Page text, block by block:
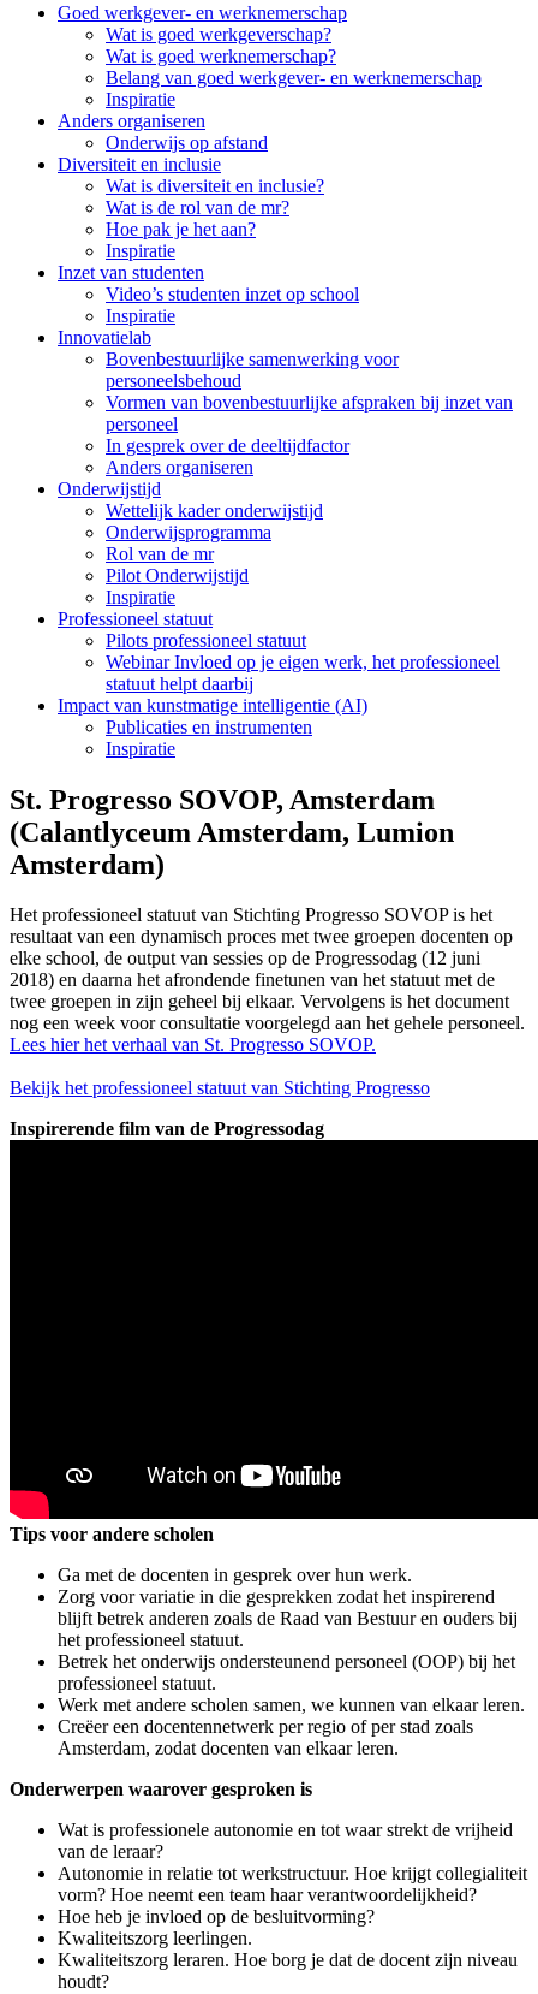
Goed werkgever- en werknemerschap
Wat is goed werkgeverschap?
Wat is goed werknemerschap?
Belang van goed werkgever- en werknemerschap
Inspiratie
Anders organiseren
Onderwijs op afstand
Diversiteit en inclusie
Wat is diversiteit en inclusie?
Wat is de rol van de mr?
Hoe pak je het aan?
Inspiratie
Inzet van studenten
Video’s studenten inzet op school
Inspiratie
Innovatielab
Bovenbestuurlijke samenwerking voor
personeelsbehoud
Vormen van bovenbestuurlijke afspraken bij inzet van
personeel
In gesprek over de deeltijdfactor
Anders organiseren
Onderwijstijd
Wettelijk kader onderwijstijd
Onderwijsprogramma
Rol van de mr
Pilot Onderwijstijd
Inspiratie
Professioneel statuut
Pilots professioneel statuut
Webinar Invloed op je eigen werk, het professioneel
statuut helpt daarbij
Impact van kunstmatige intelligentie (AI)
Publicaties en instrumenten
Inspiratie
St. Progresso SOVOP, Amsterdam
(Calantlyceum Amsterdam, Lumion
Amsterdam)
Het professioneel statuut van Stichting Progresso SOVOP is het
resultaat van een dynamisch proces met twee groepen docenten op
elke school, de output van sessies op de Progressodag (12 juni
2018) en daarna het afrondende finetunen van het statuut met de
twee groepen in zijn geheel bij elkaar. Vervolgens is het document
nog een week voor consultatie voorgelegd aan het gehele personeel.
Lees hier het verhaal van St. Progresso SOVOP.
Bekijk het professioneel statuut van Stichting Progresso
Inspirerende film van de Progressodag
Tips voor andere scholen
Ga met de docenten in gesprek over hun werk.
Zorg voor variatie in die gesprekken zodat het inspirerend
blijft betrek anderen zoals de Raad van Bestuur en ouders bij
het professioneel statuut.
Betrek het onderwijs ondersteunend personeel (OOP) bij het
professioneel statuut.
Werk met andere scholen samen, we kunnen van elkaar leren.
Creëer een docentennetwerk per regio of per stad zoals
Amsterdam, zodat docenten van elkaar leren.
Onderwerpen waarover gesproken is
Wat is professionele autonomie en tot waar strekt de vrijheid
van de leraar?
Autonomie in relatie tot werkstructuur. Hoe krijgt collegialiteit
vorm? Hoe neemt een team haar verantwoordelijkheid?
Hoe heb je invloed op de besluitvorming?
Kwaliteitszorg leerlingen.
Kwaliteitszorg leraren. Hoe borg je dat de docent zijn niveau
houdt?